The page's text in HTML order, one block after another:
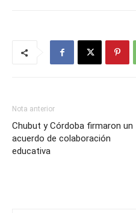
Nota anterior
Chubut y Córdoba firmaron un
acuerdo de colaboración
educativa